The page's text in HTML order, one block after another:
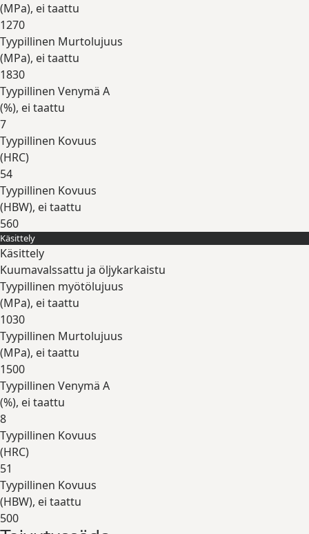
(MPa), ei taattu
1270
Tyypillinen Murtolujuus
(MPa), ei taattu
1830
Tyypillinen Venymä A
(%), ei taattu
7
Tyypillinen Kovuus
(HRC)
54
Tyypillinen Kovuus
(HBW), ei taattu
560
Laajenna
Käsittely
Käsittely
Kuumavalssattu ja öljykarkaistu
Tyypillinen myötölujuus
(MPa), ei taattu
1030
Tyypillinen Murtolujuus
(MPa), ei taattu
1500
Tyypillinen Venymä A
(%), ei taattu
8
Tyypillinen Kovuus
(HRC)
51
Tyypillinen Kovuus
(HBW), ei taattu
500